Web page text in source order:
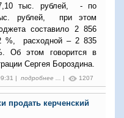
тыс. рублей, - по
рублей, при этом
составило 2 856
%, расходной – 2 835
Об этом говорится в
Сергея Бороздина.
| подробнее ... | 1207
продать керченский